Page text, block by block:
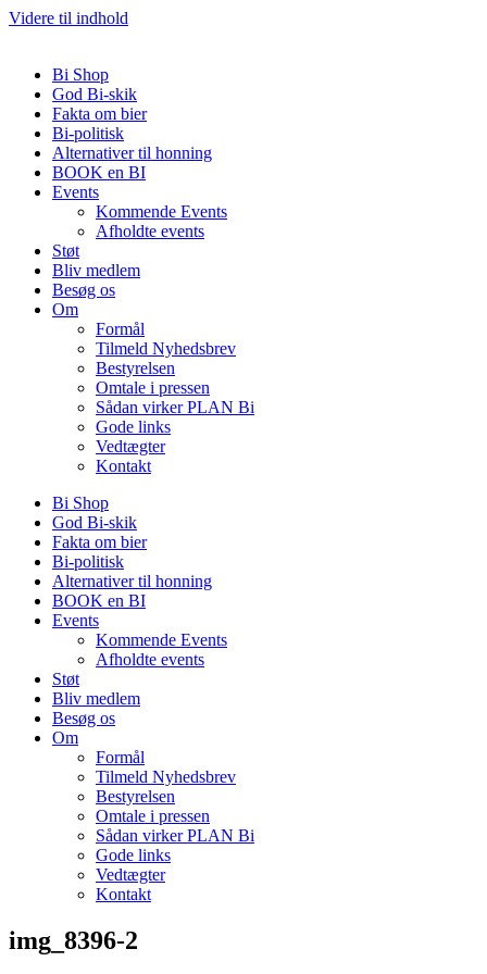
Videre til indhold
Bi Shop
God Bi-skik
Fakta om bier
Bi-politisk
Alternativer til honning
BOOK en BI
Events
Kommende Events
Afholdte events
Støt
Bliv medlem
Besøg os
Om
Formål
Tilmeld Nyhedsbrev
Bestyrelsen
Omtale i pressen
Sådan virker PLAN Bi
Gode links
Vedtægter
Kontakt
Bi Shop
God Bi-skik
Fakta om bier
Bi-politisk
Alternativer til honning
BOOK en BI
Events
Kommende Events
Afholdte events
Støt
Bliv medlem
Besøg os
Om
Formål
Tilmeld Nyhedsbrev
Bestyrelsen
Omtale i pressen
Sådan virker PLAN Bi
Gode links
Vedtægter
Kontakt
img_8396-2